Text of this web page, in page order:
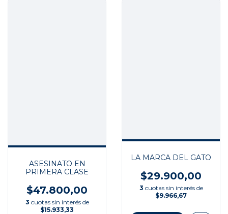
ASESINATO EN
PRIMERA CLASE
$47.800,00
3 cuotas sin interés de
$15.933,33
LA MARCA DEL GATO
$29.900,00
3 cuotas sin interés de
$9.966,67